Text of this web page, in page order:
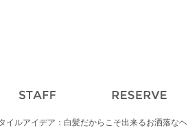
イルアイデア：白髪だからこそ出来るお洒落なヘ